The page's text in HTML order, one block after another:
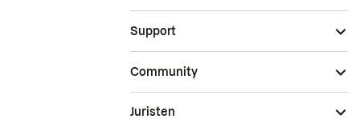
Support
Community
Juristen